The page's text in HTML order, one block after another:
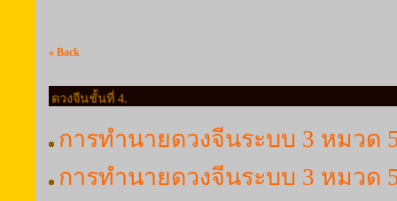
« Back
ดวงจีนชั้นที่ 4.
การทำนายดวงจีนระบบ 3 หมวด
การทำนายดวงจีนระบบ 3 หมวด